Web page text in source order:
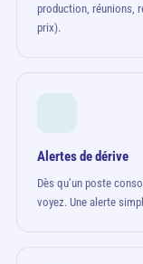
production, réunions,
prix).
Alertes de dérive
Dès qu’un poste
voyez. Une alerte